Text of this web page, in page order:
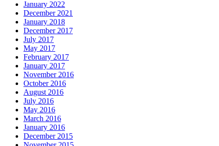
January 2022
December 2021
January 2018
December 2017
July 2017
May 2017
February 2017
January 2017
November 2016
October 2016
August 2016
July 2016
May 2016
March 2016
January 2016
December 2015